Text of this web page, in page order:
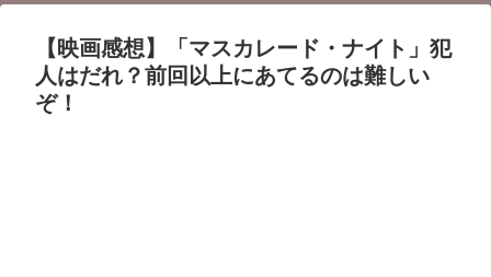
【映画感想】「マスカレード・ナイト」犯
人はだれ？前回以上にあてるのは難しい
ぞ！